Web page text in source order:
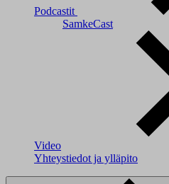
Podcastit
SamkeCast
Video
Yhteystiedot ja ylläpito